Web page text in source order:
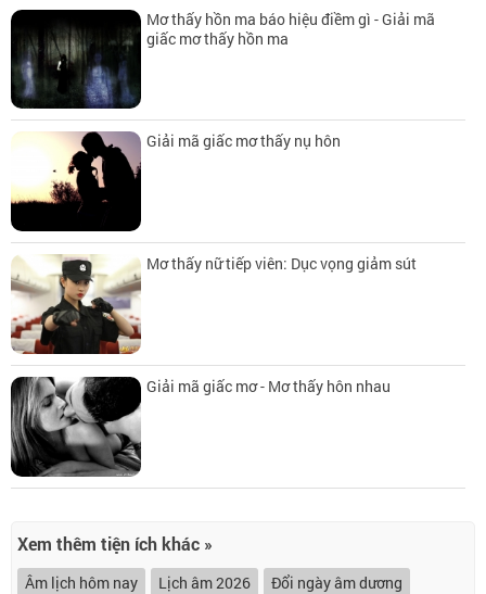
Mơ thấy hồn ma báo hiệu điềm gì - Giải mã
giấc mơ thấy hồn ma
Giải mã giấc mơ thấy nụ hôn
Mơ thấy nữ tiếp viên: Dục vọng giảm sút
Giải mã giấc mơ - Mơ thấy hôn nhau
Xem thêm tiện ích khác »
Âm lịch hôm nay Lịch âm 2026
Đổi ngày âm dương